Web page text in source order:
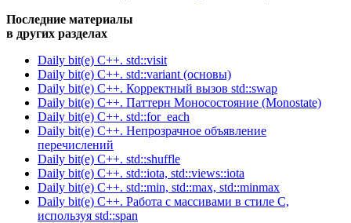
Последние материалы
в других разделах
Daily bit(e) C++. std::visit
Daily bit(e) C++. std::variant (основы)
Daily bit(e) C++. Корректный вызов std::swap
Daily bit(e) C++. Паттерн Моносостояние (Monostate)
Daily bit(e) C++. std::for_each
Daily bit(e) C++. Непрозрачное объявление
перечислений
Daily bit(e) C++. std::shuffle
Daily bit(e) C++. std::iota, std::views::iota
Daily bit(e) C++. std::min, std::max, std::minmax
Daily bit(e) C++. Работа с массивами в стиле C,
используя std::span